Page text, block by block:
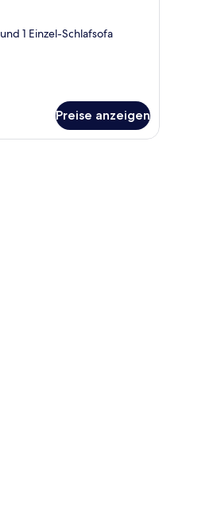
1 Einzel-Schlafsofa
Preise anzeigen